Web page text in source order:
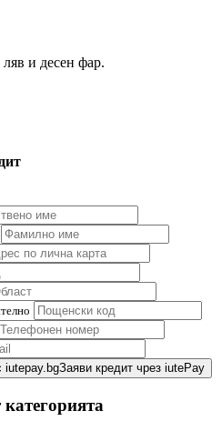
и десен фар.
Заяви кредит чрез iutePay